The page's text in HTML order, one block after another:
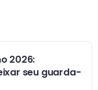
2026:
seu guarda-